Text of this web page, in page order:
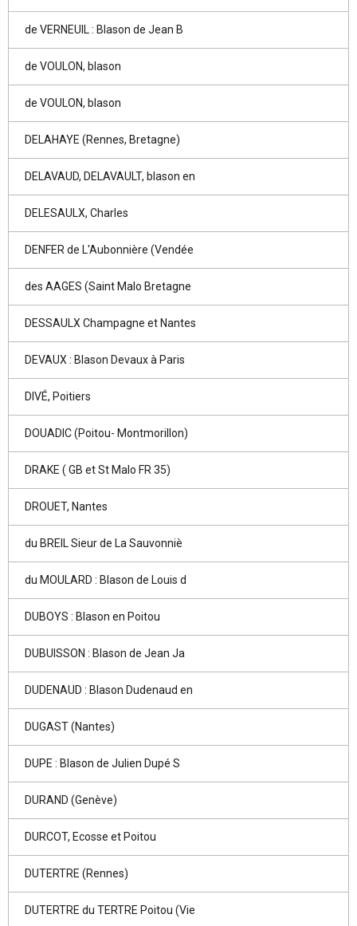
de VERNEUIL : Blason de Jean B
de VOULON, blason
de VOULON, blason
DELAHAYE (Rennes, Bretagne)
DELAVAUD, DELAVAULT, blason en
DELESAULX, Charles
DENFER de L'Aubonnière (Vendée
des AAGES (Saint Malo Bretagne
DESSAULX Champagne et Nantes
DEVAUX : Blason Devaux à Paris
DIVÉ, Poitiers
DOUADIC (Poitou- Montmorillon)
DRAKE ( GB et St Malo FR 35)
DROUET, Nantes
du BREIL Sieur de La Sauvonniè
du MOULARD : Blason de Louis d
DUBOYS : Blason en Poitou
DUBUISSON : Blason de Jean Ja
DUDENAUD : Blason Dudenaud en
DUGAST (Nantes)
DUPE : Blason de Julien Dupé S
DURAND (Genève)
DURCOT, Ecosse et Poitou
DUTERTRE (Rennes)
DUTERTRE du TERTRE Poitou (Vie